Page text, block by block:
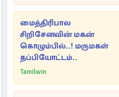
மைத்திரிபால
சிறிசேனவின் மகன்
கொழும்பில்..! மருமகள்
தப்பியோட்டம்..
Tamilwin